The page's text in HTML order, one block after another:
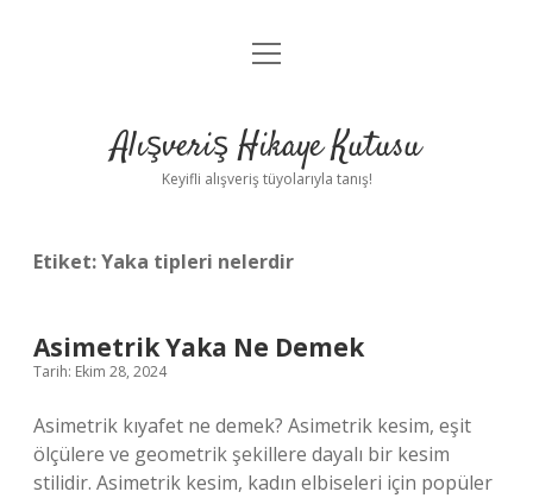
Anasayfa
Yasal Uyarı
menüyü
Alışveriş Hikaye Kutusu
Keyifli alışveriş tüyolarıyla tanış!
Etiket:Yaka tipleri nelerdir
Asimetrik Yaka Ne Demek
Tarih: Ekim 28, 2024
Asimetrik kıyafet ne demek? Asimetrik kesim, eşit
ölçülere ve geometrik şekillere dayalı bir kesim
stilidir. Asimetrik kesim, kadın elbiseleri için popüler